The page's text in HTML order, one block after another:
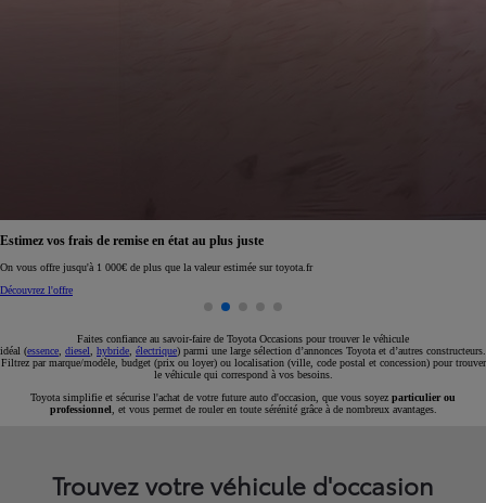
Réservez en ligne votre occasion pour 1€ seulement
Réservez en ligne
Faites confiance au savoir-faire de Toyota Occasions pour trouver le véhicule
idéal (essence diesel hybride électrique) parmi une large sélection d’annonces Toyota et d’autres constructeurs.
Filtrez par marque/modèle, budget (prix ou loyer) ou localisation (ville, code postal et concession) pour trouver
le véhicule qui correspond à vos besoins.
Toyota simplifie et sécurise l'achat de votre future auto d'occasion, que vous soyez particulier ou
professionnel , et vous permet de rouler en toute sérénité grâce à de nombreux avantages.
Trouvez votre véhicule d'occasion